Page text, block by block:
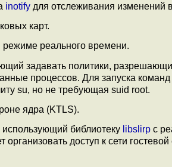
inotify для отслеживания изменений
карт.
реального времени.
задавать политики,
процессов. Для запуска команд
su, но не требующая suid root.
ядра (KTLS).
библиотеку libslirp с
доступ к сети